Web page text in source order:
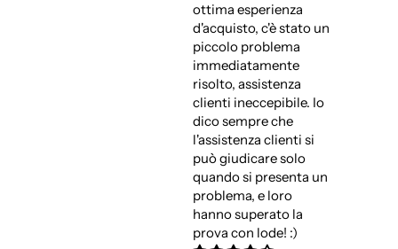
ottima esperienza
d'acquisto, c'è stato un
piccolo problema
immediatamente
risolto, assistenza
clienti ineccepibile. Io
dico sempre che
l'assistenza clienti si
può giudicare solo
quando si presenta un
problema, e loro
hanno superato la
prova con lode! :)